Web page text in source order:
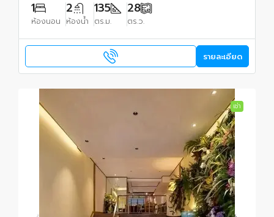
1
ห้องนอน
2
ห้องน้ำ
135
ตร.ม.
28
ตร.ว.
รายละเอียด
เช่า